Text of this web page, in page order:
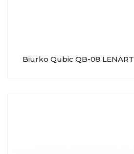
Biurko Qubic QB-08 LENART